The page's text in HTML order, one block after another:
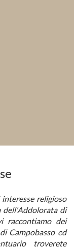
religioso
dell'Addolorata di
raccontiamo dei
Campobasso ed
troverete